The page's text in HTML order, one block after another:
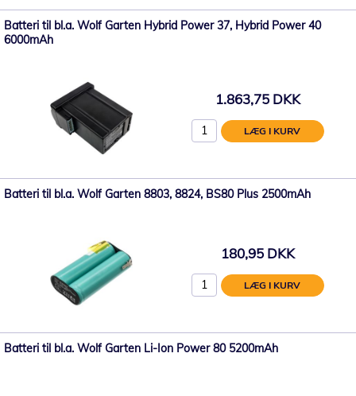
Batteri til bl.a. Wolf Garten Hybrid Power 37, Hybrid Power 40
6000mAh
1.863,75 DKK
LÆG I KURV
Batteri til bl.a. Wolf Garten 8803, 8824, BS80 Plus 2500mAh
180,95 DKK
LÆG I KURV
Batteri til bl.a. Wolf Garten Li-Ion Power 80 5200mAh